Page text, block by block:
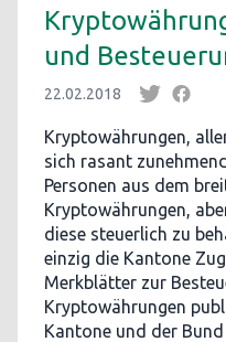
und
22.02.2018
Kryptowährungen,
sich rasant
Personen aus dem
Kryptowährungen,
diese steuerlich zu
einzig die Kantone
Merkblätter zur
Kryptowährungen
Kantone und der